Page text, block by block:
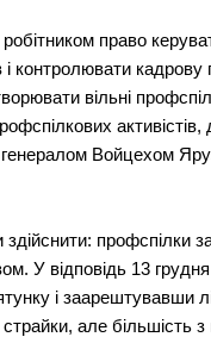
право
контролювати кадрову
вільні
генералом Войцехом
здійснити:
У відповідь 13
і заарештувавши
але більшість